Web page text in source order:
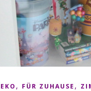
, FÜR ZUHAUSE ,